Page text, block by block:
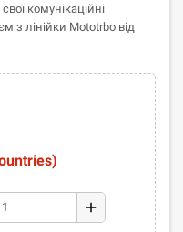
комунікаційні
з лінійки Mototrbo від
add